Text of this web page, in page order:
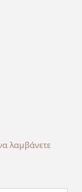
λαμβάνετε